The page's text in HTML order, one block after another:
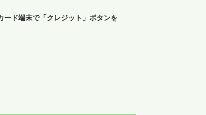
ード端末で「クレジット」ボタンを